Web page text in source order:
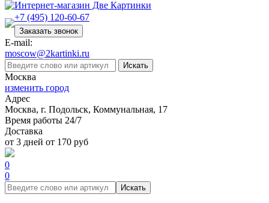
+7 (495) 120-60-67
Заказать звонок
E-mail:
moscow@2kartinki.ru
Искать
Москва
изменить город
Адрес
Москва, г. Подольск, Коммунальная, 17
Время работы 24/7
Доставка
от 3 дней от 170 руб
0
0
Искать